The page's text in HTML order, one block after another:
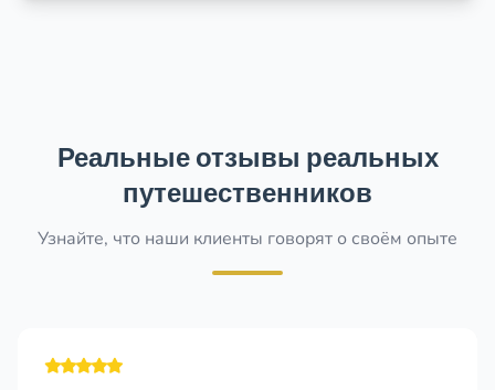
Реальные отзывы реальных
путешественников
Узнайте, что наши клиенты говорят о своём опыте